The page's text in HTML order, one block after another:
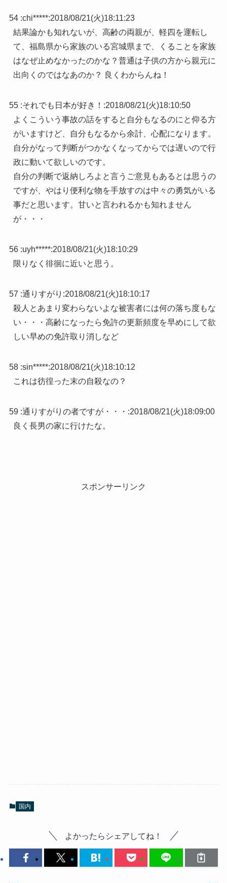
54 :chi*****:2018/08/21(火)18:11:23
結果論かも知れないが、高齢の両親が、軽四を運転し
て、福島県から家族のいる宮城県まで、くることを家族
はなぜ止めなかったのかな？普通は子供の方から親元に
出向くのではなあのか？ 良くわからんね！
55 :それでも日本が好き！ :2018/08/21(火)18:10:50
よくこういう事故の話をすると自分もなるのにと仰る方
がいますけど、自分もなるから余計、心配になります。
自分がなって判断がつかなくなってからでは遅いので行
政に動いて欲しいのです。
自分の判断で返納しろよと言うご意見もあるとは思うの
ですが、やはり便利な物を手放すのは中々の勇気がいる
事だと思います。甘いと言われるかも知れません
が・・・
56 :uyh*****:2018/08/21(火)18:10:29
限りなく徘徊に近いと思う。
57 :通りすがり :2018/08/21(火)18:10:17
殺人とあまり変わらないよな被害者には何の落ち度もな
い・・・高齢になったら免許の更新頻度を早めにして欲
しい早めの免許取り消しなど
58 :sin*****:2018/08/21(火)18:10:12
これは彷徨った末の自殺なの？
59 :通りすがりの者ですが・・・ :2018/08/21(火)18:09:00
良く長男の家に行けたな。
スポンサーリンク
国内
よかったらシェアしてね！